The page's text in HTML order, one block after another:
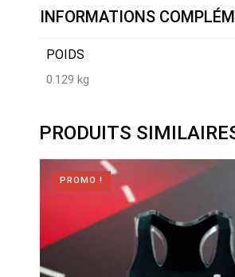
INFORMATIONS
POIDS
0.129 kg
PRODUITS
PROMO !